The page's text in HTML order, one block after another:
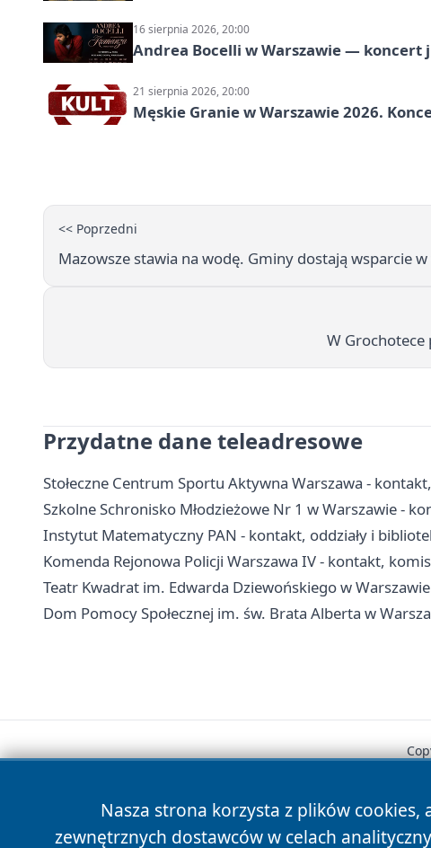
16 sierpnia 2026, 20:00
Andrea Bocelli w Warszawie — koncert
21 sierpnia 2026, 20:00
Męskie Granie w Warszawie 2026.
<< Poprzedni
Mazowsze stawia na wodę. Gminy dostają wsparcie w
W
Przydatne dane teleadresowe
Stołeczne Centrum Sportu Aktywna Warszawa -
Szkolne Schronisko Młodzieżowe Nr 1 w Warszawie -
Instytut Matematyczny PAN - kontakt, oddziały i
Komenda Rejonowa Policji Warszawa IV - kontakt,
Teatr Kwadrat im. Edwarda Dziewońskiego w
Dom Pomocy Społecznej im. św. Brata Alberta w
Nasza strona korzysta z plików cookies,
zewnętrznych dostawców w celach